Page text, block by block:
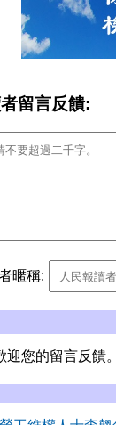
留言反饋:
暱稱:
迎您的留言反饋。